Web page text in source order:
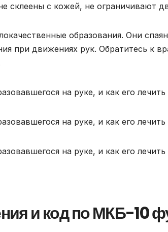
склеены с кожей, не ограничивают
образования. Они
при движениях рук. Обратитесь к
и код по МКБ-10